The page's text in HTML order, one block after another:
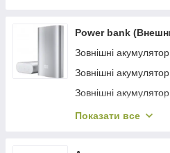
Акумулятори для
Акумулятори для
Power bank
Зовнішні
Зовнішні
Зовнішні
Зовнішні
Показати все